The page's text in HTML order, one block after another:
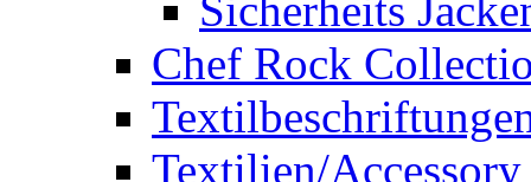
Chef Rock
Textilien/Accessory